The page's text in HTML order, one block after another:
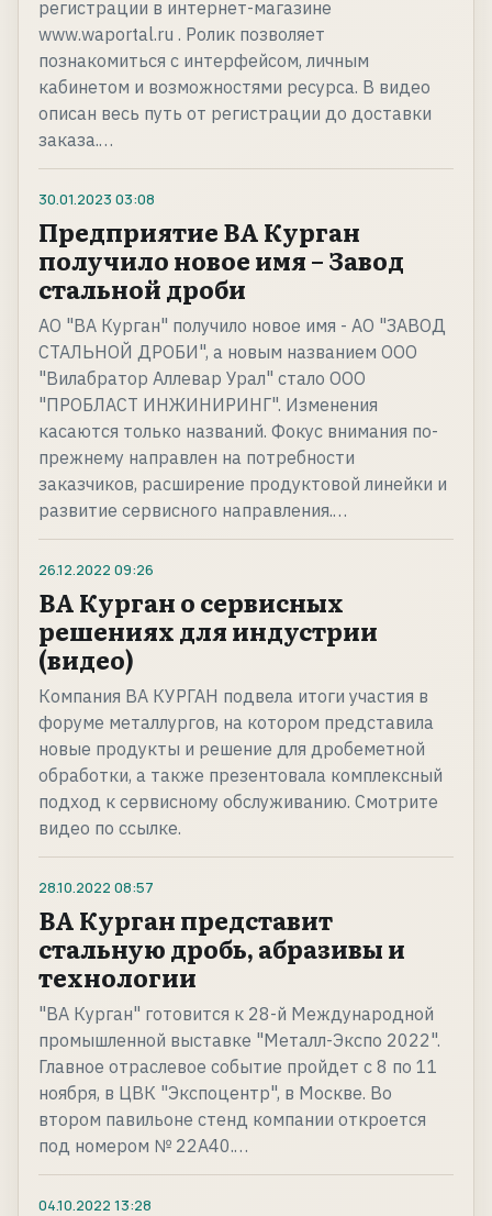
регистрации в интернет-магазине
www.waportal.ru . Ролик позволяет
познакомиться с интерфейсом, личным
кабинетом и возможностями ресурса. В видео
описан весь путь от регистрации до доставки
заказа.…
30.01.2023 03:08
Предприятие ВА Курган
получило новое имя – Завод
стальной дроби
АО "ВА Курган" получило новое имя - АО "ЗАВОД
СТАЛЬНОЙ ДРОБИ", а новым названием ООО
"Вилабратор Аллевар Урал" стало ООО
"ПРОБЛАСТ ИНЖИНИРИНГ". Изменения
касаются только названий. Фокус внимания по-
прежнему направлен на потребности
заказчиков, расширение продуктовой линейки и
развитие сервисного направления.…
26.12.2022 09:26
ВА Курган о сервисных
решениях для индустрии
(видео)
Компания ВА КУРГАН подвела итоги участия в
форуме металлургов, на котором представила
новые продукты и решение для дробеметной
обработки, а также презентовала комплексный
подход к сервисному обслуживанию. Смотрите
видео по ссылке.
28.10.2022 08:57
ВА Курган представит
стальную дробь, абразивы и
технологии
"ВА Курган" готовится к 28-й Международной
промышленной выставке "Металл-Экспо 2022".
Главное отраслевое событие пройдет с 8 по 11
ноября, в ЦВК "Экспоцентр", в Москве. Во
втором павильоне стенд компании откроется
под номером № 22A40.…
04.10.2022 13:28